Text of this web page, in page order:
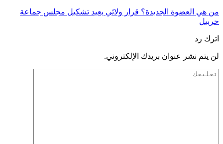
من هي العضوة الجديدة؟ قرار ولائي يعيد تشكيل مجلس جماعة
حربيل
اترك رد
لن يتم نشر عنوان بريدك الإلكتروني.